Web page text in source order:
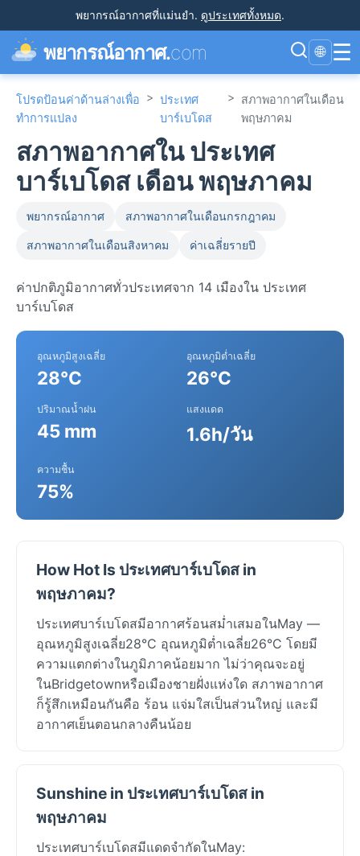
พยากรณ์อากาศที่แม่นยำ. ดูประเทศทั้งหมด.
พยากรณ์อากาศ.com 🌐 ☰
โปรดป้อนค่าด้านล่างเพื่อ
ทำการแปลง
> ประเทศ
บาร์เบโดส
> สภาพอากาศในเดือน
พฤษภาคม
สภาพอากาศใน ประเทศ
บาร์เบโดส เดือน พฤษภาคม
พยากรณ์อากาศ สภาพอากาศในเดือนกรกฎาคม
สภาพอากาศในเดือนสิงหาคม ค่าเฉลี่ยรายปี
ค่าปกติภูมิอากาศทั่วประเทศจาก 14 เมืองใน ประเทศ
บาร์เบโดส
อุณหภูมิสูงเฉลี่ย
28°C
อุณหภูมิต่ำเฉลี่ย
26°C
ปริมาณน้ำฝน
45 mm
แสงแดด
1.6h/วัน
ความชื้น
75%
How Hot Is ประเทศบาร์เบโดส in
พฤษภาคม?
ประเทศบาร์เบโดสมีอากาศร้อนสม่ำเสมอในMay —
อุณหภูมิสูงเฉลี่ย28°C อุณหภูมิต่ำเฉลี่ย26°C โดยมี
ความแตกต่างในภูมิภาคน้อยมาก ไม่ว่าคุณจะอยู่
ในBridgetownหรือเมืองชายฝั่งแห่งใด สภาพอากาศ
ก็รู้สึกเหมือนกันคือ ร้อน แจ่มใสเป็นส่วนใหญ่ และมี
อากาศเย็นตอนกลางคืนน้อย
Sunshine in ประเทศบาร์เบโดส in
พฤษภาคม
ประเทศบาร์เบโดสมีแดดจำกัดในMay: